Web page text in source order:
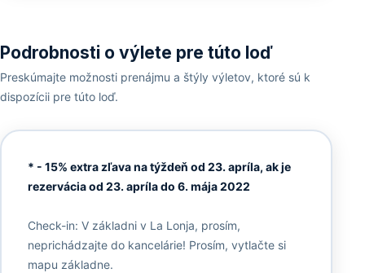
Podrobnosti o výlete pre túto loď
Preskúmajte možnosti prenájmu a štýly výletov, ktoré sú k
dispozícii pre túto loď.
* - 15% extra zľava na týždeň od 23. apríla, ak je
rezervácia od 23. apríla do 6. mája 2022
Check-in: V základni v La Lonja, prosím,
neprichádzajte do kancelárie! Prosím, vytlačte si
mapu základne.